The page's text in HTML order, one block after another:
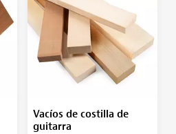
Vacíos de costilla de
guitarra